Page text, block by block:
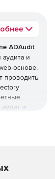
ADAudit
и
основе.
проводить
и
HTML,